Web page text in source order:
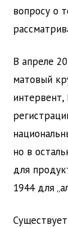
вопросу о
В апреле
матовый
интервент,
но в
для
1944 для